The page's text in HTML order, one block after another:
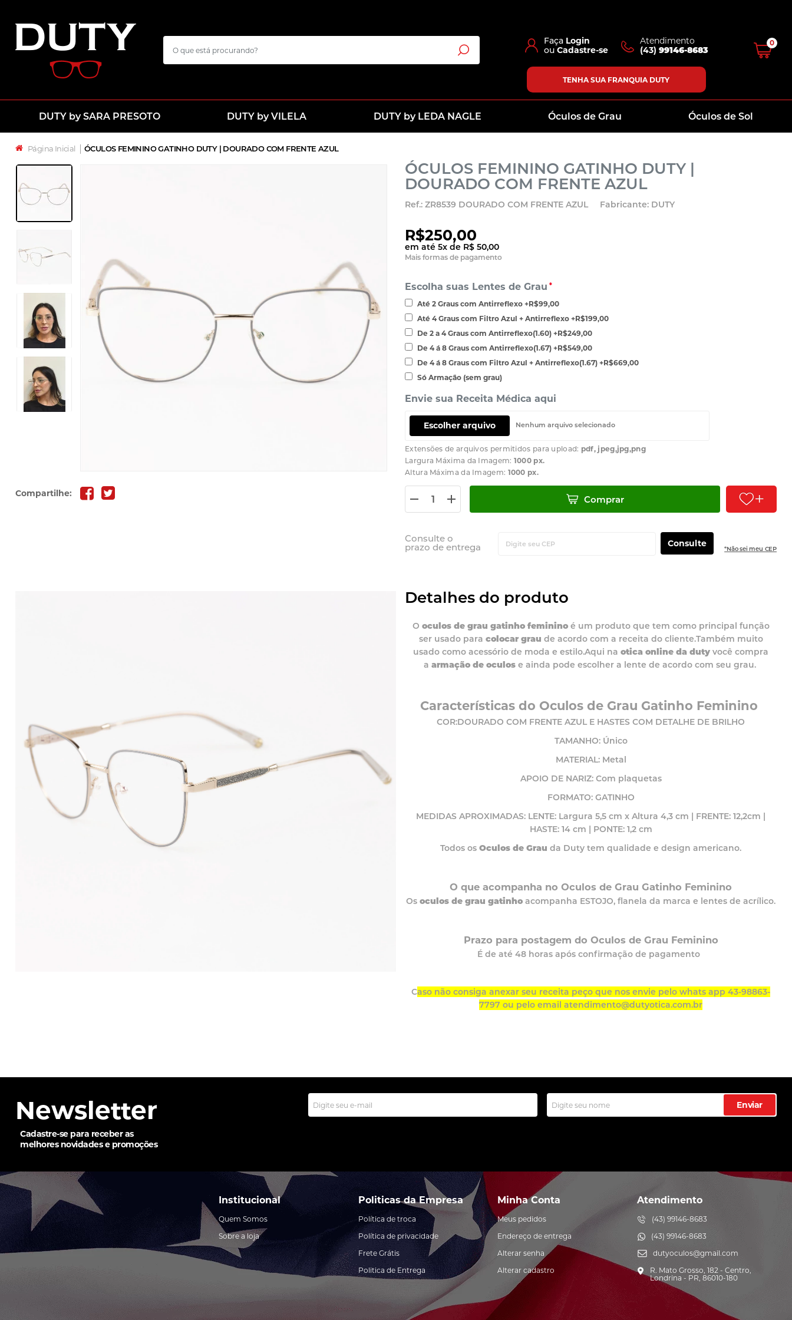
Faça Login
ouCadastre-se
Atendimento
(43)99146-8683
TENHA SUA FRANQUIA DUTY
0
DUTY by SARA PRESOTO DUTY by VILELA DUTY by LEDA NAGLE Óculos de Grau Óculos de Sol
Página Inicial ÓCULOS FEMININO GATINHO DUTY | DOURADO COM FRENTE AZUL
Compartilhe:
ÓCULOS FEMININO GATINHO DUTY |
DOURADO COM FRENTE AZUL
Ref.: ZR8539 DOURADO COM FRENTE AZUL Fabricante: DUTY
R$250,00
em até 5x de R$ 50,00
Mais formas de pagamento
*
Escolha suas Lentes de Grau
Até 2 Graus com Antirreflexo +R$99,00
Até 4 Graus com Filtro Azul + Antirreflexo +R$199,00
De 2 a 4 Graus com Antirreflexo(1.60) +R$249,00
De 4 á 8 Graus com Antirreflexo(1.67) +R$549,00
De 4 á 8 Graus com Filtro Azul + Antirreflexo(1.67) +R$669,00
Só Armação (sem grau)
Envie sua Receita Médica aqui
Escolher arquivo Nenhum arquivo selecionado
Extensões de arquivos permitidos para upload: pdf, jpeg,jpg,png
Largura Máxima da Imagem: 1000 px.
Altura Máxima da Imagem: 1000 px.
Comprar
Consulte o
prazo de entrega Consulte
*Não sei meu CEP
Detalhes do produto
O oculos de grau gatinho feminino é um produto que tem como principal função
ser usado para colocar grau de acordo com a receita do cliente.Também muito
usado como acessório de moda e estilo.Aqui na otica online da duty você compra
a armação de oculos e ainda pode escolher a lente de acordo com seu grau.
Características do Oculos de Grau Gatinho Feminino
COR:DOURADO COM FRENTE AZUL E HASTES COM DETALHE DE BRILHO
TAMANHO: Único
MATERIAL: Metal
APOIO DE NARIZ: Com plaquetas
FORMATO: GATINHO
MEDIDAS APROXIMADAS: LENTE: Largura 5,5 cm x Altura 4,3 cm | FRENTE: 12,2cm |
HASTE: 14 cm | PONTE: 1,2 cm
Todos os Oculos de Grau da Duty tem qualidade e design americano.
O que acompanha no Oculos de Grau Gatinho Feminino
Os oculos de grau gatinho acompanha ESTOJO, flanela da marca e lentes de acrílico.
Prazo para postagem do Oculos de Grau Feminino
É de até 48 horas após confirmação de pagamento
Caso não consiga anexar seu receita peço que nos envie pelo whats app 43-98863-
7797 ou pelo email atendimento@dutyotica.com.br
Newsletter
Cadastre-se para receber as
melhores novidades e promoções
Enviar
Institucional
Quem Somos
Sobre a loja
Politicas da Empresa
Política de troca
Política de privacidade
Frete Grátis
Politica de Entrega
Minha Conta
Meus pedidos
Endereço de entrega
Alterar senha
Alterar cadastro
Atendimento
(43) 99146-8683
(43) 99146-8683
dutyoculos@gmail.com
R. Mato Grosso, 182 - Centro,
Londrina - PR, 86010-180